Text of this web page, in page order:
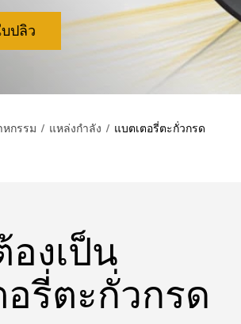
ปลิว
กรรม แหล่งกำลัง แบตเตอรี่ตะกั่วกรด
งเป็น
อรี่ตะกั่วกรด